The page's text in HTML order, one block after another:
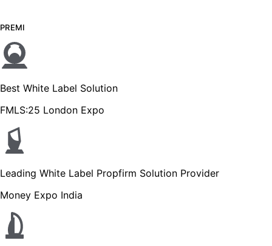
PREMI
Best White Label Solution
FMLS:25 London Expo
Leading White Label Propfirm Solution Provider
Money Expo India